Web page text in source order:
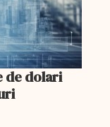
de dolari